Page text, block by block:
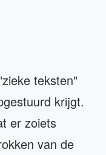
teksten"
krijgt.
er zoiets
van de